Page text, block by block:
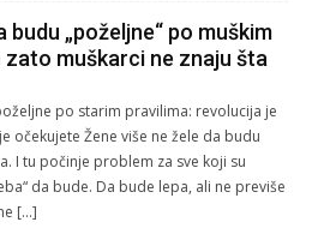
budu „poželjne“ po muškim
zato muškarci ne znaju šta
po starim pravilima: revolucija je
očekujete Žene više ne žele da budu
I tu počinje problem za sve koji su
da bude. Da bude lepa, ali ne previše
[…]